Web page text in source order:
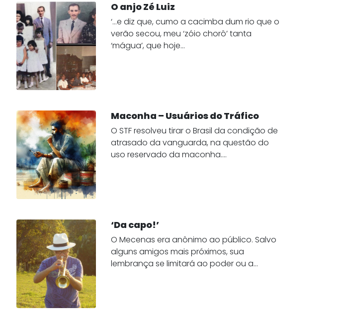
O anjo Zé Luiz
‘…e diz que, cumo a cacimba dum rio que o
verão secou, meu ‘zóio chorô’ tanta
‘mágua’, que hoje...
Maconha – Usuários do Tráfico
O STF resolveu tirar o Brasil da condição de
atrasado da vanguarda, na questão do
uso reservado da maconha....
‘Da capo!’
O Mecenas era anônimo ao público. Salvo
alguns amigos mais próximos, sua
lembrança se limitará ao poder ou a...